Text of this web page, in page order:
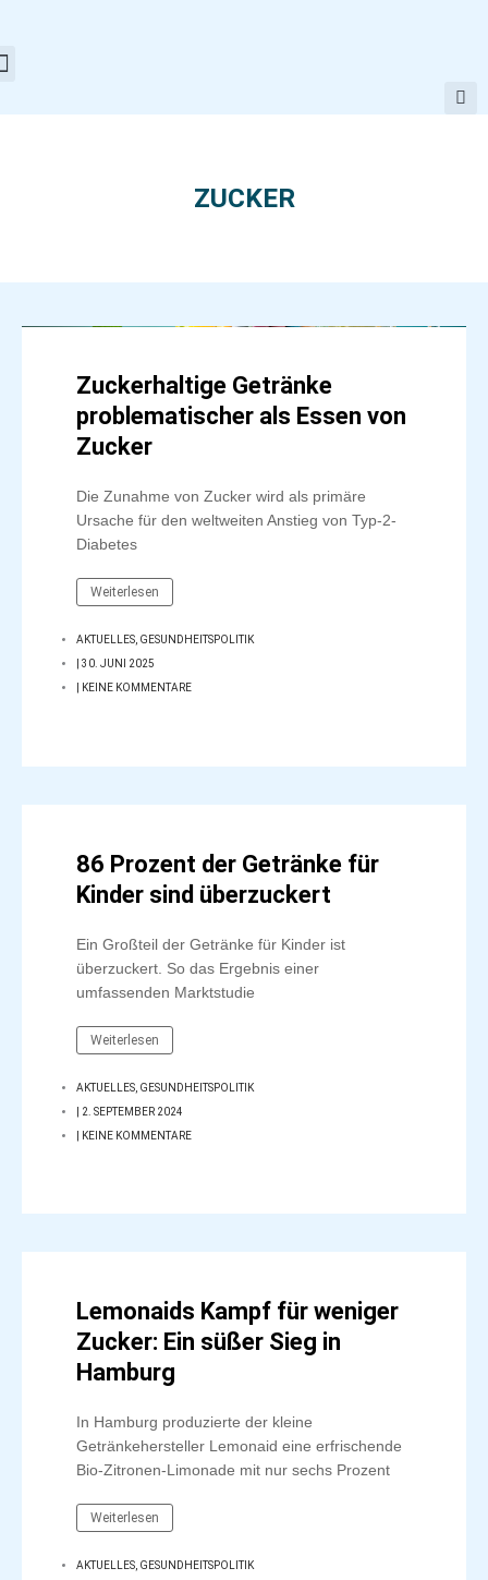
springen
ZUCKER
Zuckerhaltige Getränke
problematischer als Essen von
Zucker
Die Zunahme von Zucker wird als primäre
Ursache für den weltweiten Anstieg von Typ-2-
Diabetes
Weiterlesen
AKTUELLES GESUNDHEITSPOLITIK
30. JUNI 2025
KEINE KOMMENTARE
86 Prozent der Getränke für
Kinder sind überzuckert
Ein Großteil der Getränke für Kinder ist
überzuckert. So das Ergebnis einer
umfassenden Marktstudie
Weiterlesen
AKTUELLES GESUNDHEITSPOLITIK
2. SEPTEMBER 2024
KEINE KOMMENTARE
Lemonaids Kampf für weniger
Zucker: Ein süßer Sieg in
Hamburg
In Hamburg produzierte der kleine
Getränkehersteller Lemonaid eine erfrischende
Bio-Zitronen-Limonade mit nur sechs Prozent
Weiterlesen
AKTUELLES GESUNDHEITSPOLITIK